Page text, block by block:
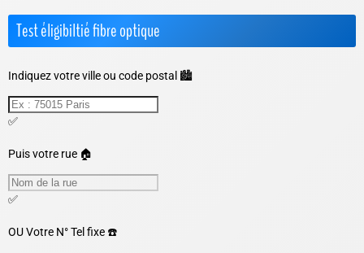
Test éligibiltié fibre optique
Indiquez votre ville ou code postal 🏙️
✅
Puis votre rue 🏠
✅
OUVotre N° Tel fixe ☎️